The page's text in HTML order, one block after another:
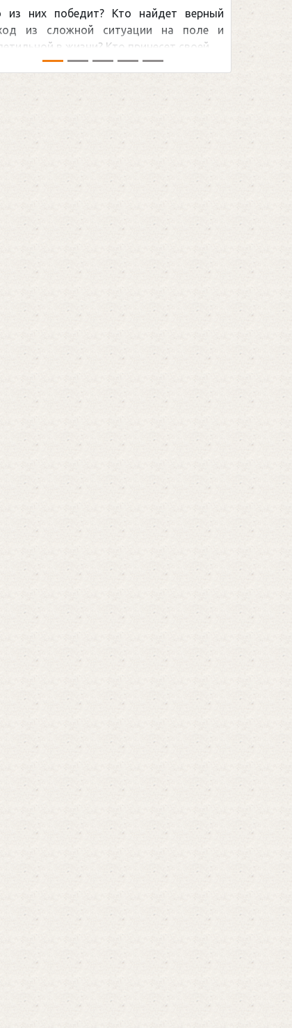
принадлежит великому канадцу Уэйну
Гретцки, — едва ли не самая обсуждаемая
хоккейная тема последних лет в мире.Перед
сезоном Национальной хоккейной лиги — ...